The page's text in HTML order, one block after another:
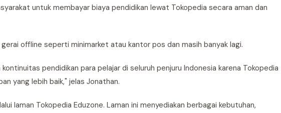
untuk membayar biaya pendidikan lewat Tokopedia secara aman dan
offline seperti minimarket atau kantor pos dan masih banyak lagi.
pendidikan para pelajar di seluruh penjuru Indonesia karena Tokopedia
yang lebih baik," jelas Jonathan.
laman Tokopedia Eduzone. Laman ini menyediakan berbagai kebutuhan,